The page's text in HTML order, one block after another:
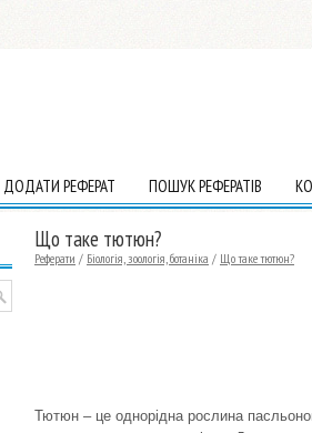
ДОДАТИ РЕФЕРАТ ПОШУК РЕФЕРАТІВ
Що таке тютюн?
Реферати / Біологія, зоологія, ботаніка / Що таке тютюн?
Тютюн – це однорідна рослина